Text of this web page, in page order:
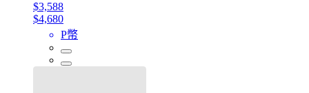
$3,588
$4,680
P幣